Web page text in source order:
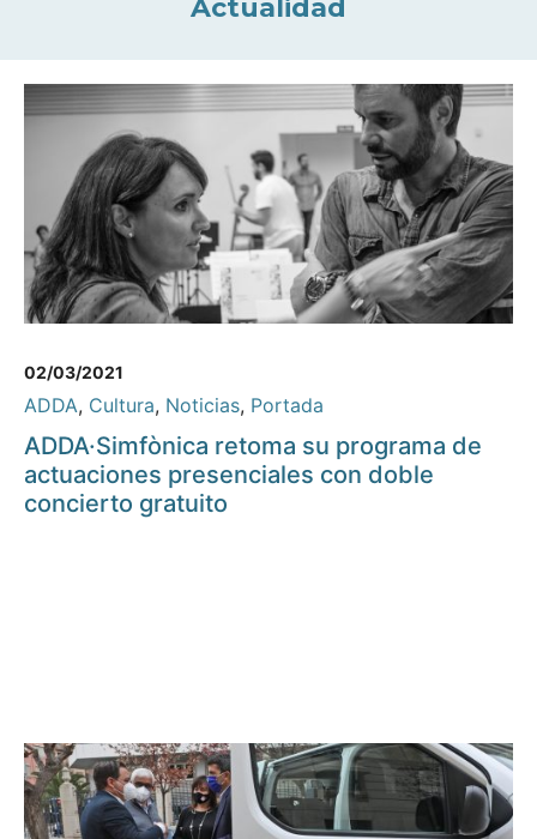
Actualidad
02/03/2021
ADDA, Cultura, Noticias, Portada
ADDA·Simfònica retoma su programa de
actuaciones presenciales con doble
concierto gratuito